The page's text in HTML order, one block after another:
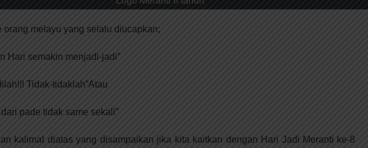
orang melayu yang selalu diucapkan;
Hari semakin menjadi-jadi”
Tidak-tidaklah”Atau
pade tidak same sekali”
kalimat diatas yang disampaikan jika kita kaitkan dengan Hari Jadi Meranti ke-8